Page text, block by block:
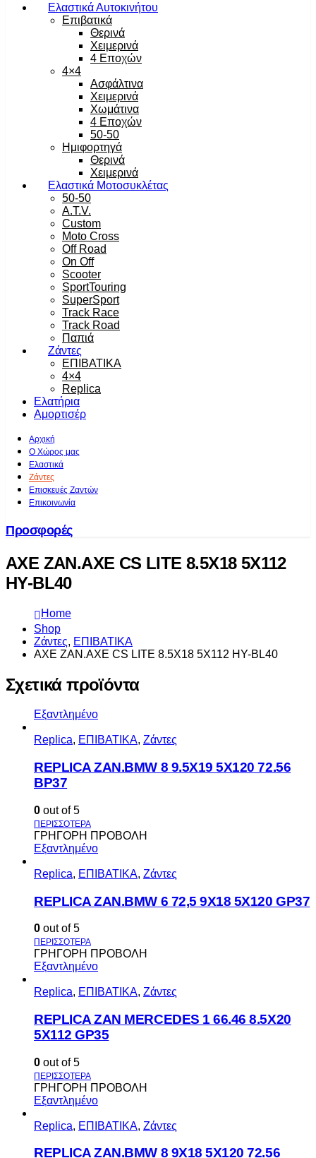
Ελαστικά Αυτοκινήτου
Επιβατικά
Θερινά
Χειμερινά
4 Εποχών
4×4
Ασφάλτινα
Χειμερινά
Χωμάτινα
4 Εποχών
50-50
Ημιφορτηγά
Θερινά
Χειμερινά
Ελαστικά Μοτοσυκλέτας
50-50
A.T.V.
Custom
Moto Cross
Off Road
On Off
Scooter
SportTouring
SuperSport
Track Race
Track Road
Παπιά
Ζάντες
ΕΠΙΒΑΤΙΚΑ
4×4
Replica
Ελατήρια
Αμορτισέρ
Αρχική
Ο Χώρος μας
Ελαστικά
Ζάντες
Επισκευές Ζαντών
Επικοινωνία
Προσφορές
AXE ZAN.AXE CS LITE 8.5X18 5X112
HY-BL40
Home
Shop
Ζάντες, ΕΠΙΒΑΤΙΚΑ
AXE ZAN.AXE CS LITE 8.5X18 5X112 HY-BL40
Σχετικά προϊόντα
Εξαντλημένο
Replica, ΕΠΙΒΑΤΙΚΑ, Ζάντες
REPLICA ZAN.BMW 8 9.5X19 5X120 72.56
BP37
0 out of 5
ΓΡΗΓΟΡΗ ΠΡΟΒΟΛΗ
Εξαντλημένο
Replica, ΕΠΙΒΑΤΙΚΑ, Ζάντες
REPLICA ZAN.BMW 6 72,5 9X18 5X120 GP37
0 out of 5
ΓΡΗΓΟΡΗ ΠΡΟΒΟΛΗ
Εξαντλημένο
Replica, ΕΠΙΒΑΤΙΚΑ, Ζάντες
REPLICA ZAN MERCEDES 1 66.46 8.5X20
5X112 GP35
0 out of 5
ΓΡΗΓΟΡΗ ΠΡΟΒΟΛΗ
Εξαντλημένο
Replica, ΕΠΙΒΑΤΙΚΑ, Ζάντες
REPLICA ZAN.BMW 8 9X18 5X120 72.56